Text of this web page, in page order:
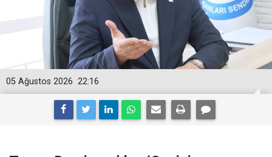
22:16
05 Ağustos 2026